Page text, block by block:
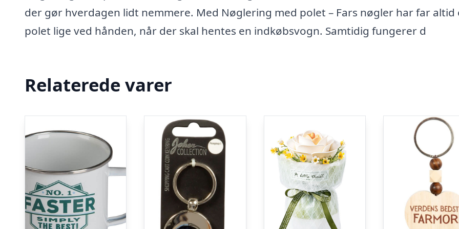
der gør hverdagen lidt nemmere. Med Nøglering med polet – Fars nøgler har far altid
polet lige ved hånden, når der skal hentes en indkøbsvogn. Samtidig fungerer d
Relaterede varer